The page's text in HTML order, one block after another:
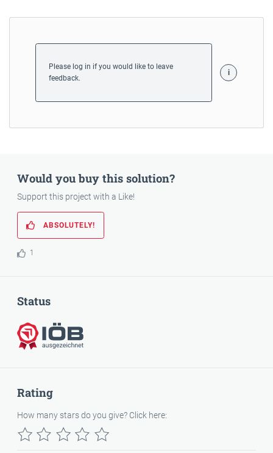
Please log in if you would like to leave
feedback.
Would you buy this solution?
Support this project with a Like!
ABSOLUTELY!
1
Status
Awarded
Rating
How many stars do you give? Click here: